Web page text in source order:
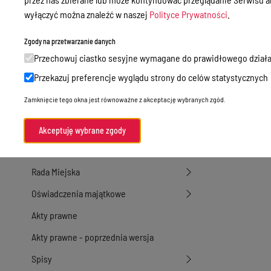
Przetargi
Ogłoszenia
Petycje
Nabór
Dyżury Aptek w Powiecie Ostródzkim
Komunikacja publiczna
Rada Miejska
Oświadczenia majątkowe
Akty prawne
Akty prawne - poprzednia wersja
Spisy
Osoba, która
Czas zmiany
Rejestr zmian
wyłączyć można znaleźć w naszej Polityce Prywatności
Zgody na przetwarzanie danych
Przechowuj ciastko sesyjne wymagane do prawidłowego
Przekazuj preferencje wyglądu strony do celów statystycznych
Zamknięcie tego okna jest równoważne z akceptację wybranych zgód.
Akceptuję wybrane zgody